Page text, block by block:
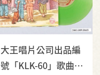
大王唱片公司出品編
號「KLK-60」歌曲專